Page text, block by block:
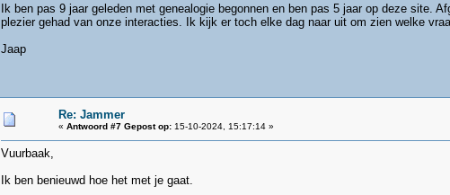
Ik ben pas 9 jaar geleden met genealogie begonnen en ben pas 5 jaar op deze site.
plezier gehad van onze interacties. Ik kijk er toch elke dag naar uit om zien welke
Jaap
Re: Jammer
« Antwoord #7 Gepost op:15-10-2024, 15:17:14 »
Vuurbaak,
Ik ben benieuwd hoe het met je gaat.